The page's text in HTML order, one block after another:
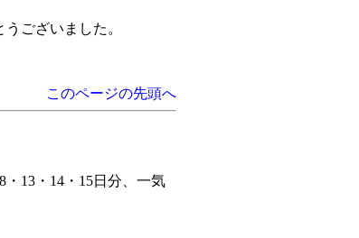
ございました。
このページの先頭へ
・13・14・15日分、一気